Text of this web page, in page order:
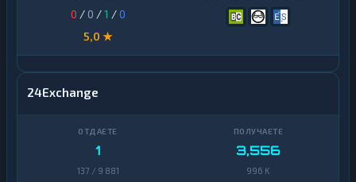
0 / 0 /1 /0
5,0 ★
24Exchange
1
137 / 9 881
3,556
996 K